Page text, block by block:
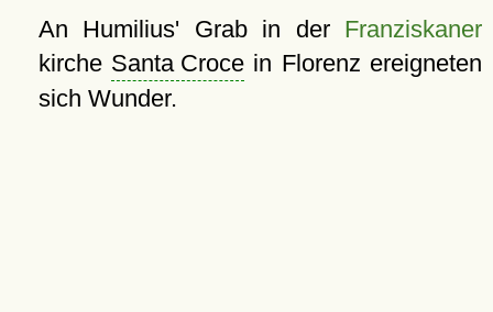
An Humilius' Grab in der Franziskaner
kirche Santa Croce in Florenz ereigneten
sich Wunder.